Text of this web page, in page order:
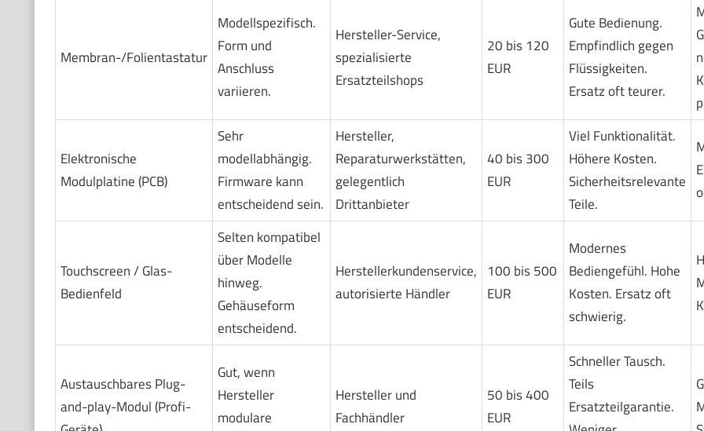
Membran-/Folientastatur
Modellspezifisch.
Form und
Anschluss
variieren.
Hersteller-Service,
spezialisierte
Ersatzteilshops
20 bis 120
EUR
Gute Bedienung.
Empfindlich gegen
Flüssigkeiten.
Ersatz oft teurer.
Elektronische
Modulplatine (PCB)
Sehr
modellabhängig.
Firmware kann
entscheidend sein.
Hersteller,
Reparaturwerkstätten,
gelegentlich
Drittanbieter
40 bis 300
EUR
Viel Funktionalität.
Höhere Kosten.
Sicherheitsrelevante
Teile.
Touchscreen / Glas-
Bedienfeld
Selten kompatibel
über Modelle
hinweg.
Gehäuseform
entscheidend.
Herstellerkundenservice,
autorisierte Händler
100 bis 500
EUR
Modernes
Bediengefühl. Hohe
Kosten. Ersatz oft
schwierig.
Austauschbares Plug-
and-play-Modul (Profi-
Gut, wenn
Hersteller
modulare
Hersteller und
Fachhändler
50 bis 400
EUR
Schneller Tausch.
Teils
Ersatzteilgarantie.